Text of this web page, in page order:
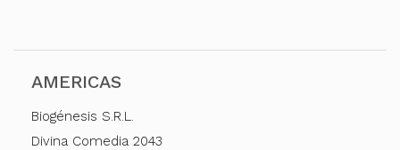
AMERICAS
Biogénesis S.R.L.
Divina Comedia 2043